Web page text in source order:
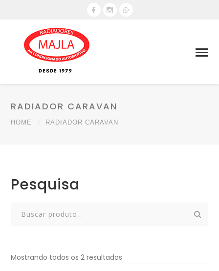
RADIADOR CARAVAN
HOME RADIADOR CARAVAN
Pesquisa
Mostrando todos os 2 resultados